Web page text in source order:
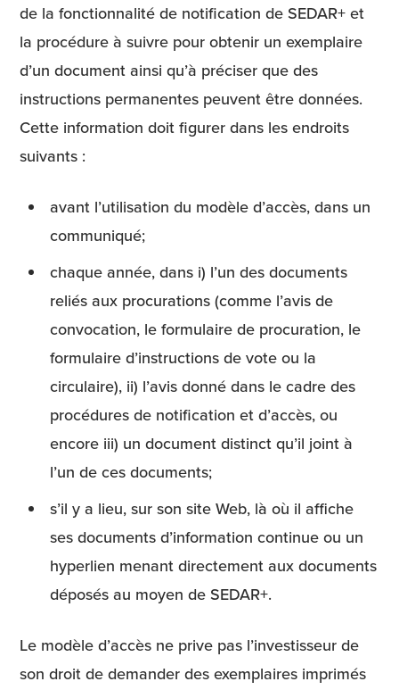
de la fonctionnalité de notification de SEDAR+ et
la procédure à suivre pour obtenir un exemplaire
d’un document ainsi qu’à préciser que des
instructions permanentes peuvent être données.
Cette information doit figurer dans les endroits
suivants :
avant l’utilisation du modèle d’accès, dans un
communiqué;
chaque année, dans i) l’un des documents
reliés aux procurations (comme l’avis de
convocation, le formulaire de procuration, le
formulaire d’instructions de vote ou la
circulaire), ii) l’avis donné dans le cadre des
procédures de notification et d’accès, ou
encore iii) un document distinct qu’il joint à
l’un de ces documents;
s’il y a lieu, sur son site Web, là où il affiche
ses documents d’information continue ou un
hyperlien menant directement aux documents
déposés au moyen de SEDAR+.
Le modèle d’accès ne prive pas l’investisseur de
son droit de demander des exemplaires imprimés